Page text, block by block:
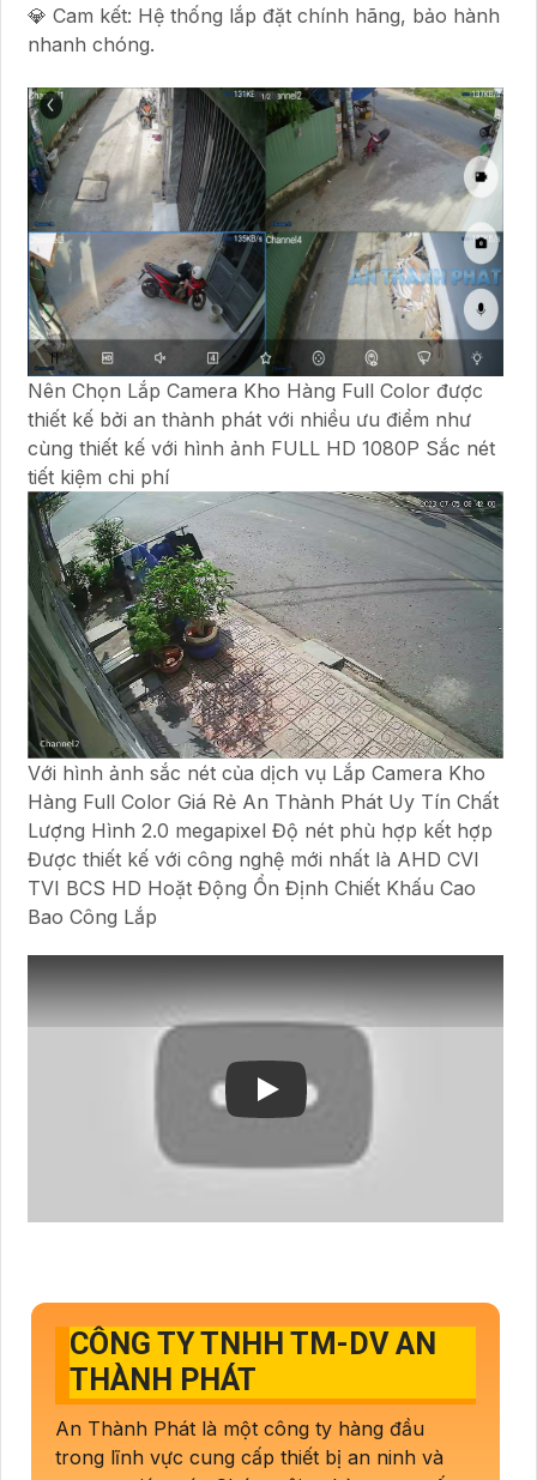
💎 Cam kết: Hệ thống lắp đặt chính hãng, bảo hành
nhanh chóng.
Nên Chọn Lắp Camera Kho Hàng Full Color được
thiết kế bởi an thành phát với nhiều ưu điểm như
cùng thiết kế với hình ảnh FULL HD 1080P Sắc nét
tiết kiệm chi phí
Với hình ảnh sắc nét của dịch vụ Lắp Camera Kho
Hàng Full Color Giá Rẻ An Thành Phát Uy Tín Chất
Lượng Hình 2.0 megapixel Độ nét phù hợp kết hợp
Được thiết kế với công nghệ mới nhất là AHD CVI
TVI BCS HD Hoặt Động Ổn Định Chiết Khấu Cao
Bao Công Lắp
CÔNG TY TNHH TM-DV AN
THÀNH PHÁT
An Thành Phát là một công ty hàng đầu
trong lĩnh vực cung cấp thiết bị an ninh và